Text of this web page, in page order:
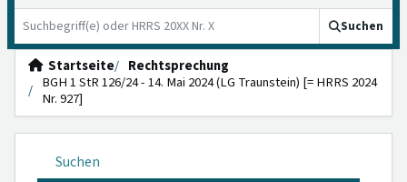
Suchen
Startseite
Rechtsprechung
BGH 1 StR 126/24 - 14. Mai 2024 (LG Traunstein) [= HRRS 2024
Nr. 927]
Suchen